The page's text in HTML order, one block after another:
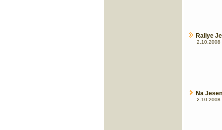
Rallye
2.10.2008
Na
2.10.2008